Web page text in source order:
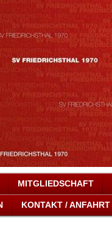
MITGLIEDSCHAFT
KONTAKT / ANFAHRT